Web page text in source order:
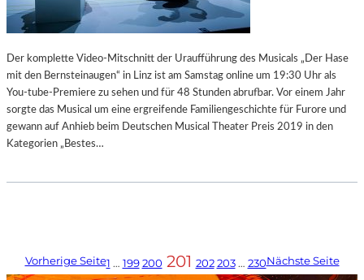
Der komplette Video-Mitschnitt der Uraufführung des Musicals „Der Hase
mit den Bernsteinaugen“ in Linz ist am Samstag online um 19:30 Uhr als
You-tube-Premiere zu sehen und für 48 Stunden abrufbar. Vor einem Jahr
sorgte das Musical um eine ergreifende Familiengeschichte für Furore und
gewann auf Anhieb beim Deutschen Musical Theater Preis 2019 in den
Kategorien „Bestes…
Vorherige Seite1 … 199 200 201 202 203 … 230Nächste Seite